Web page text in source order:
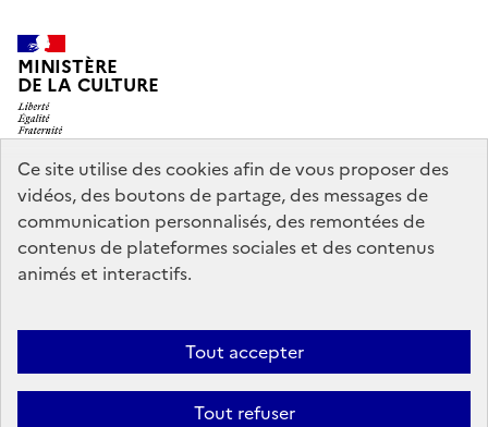
Ce site utilise des cookies afin de vous proposer des
vidéos, des boutons de partage, des messages de
communication personnalisés, des remontées de
contenus de plateformes sociales et des contenus
animés et interactifs.
Tout accepter
Tout refuser
MINISTÈRE
DE LA CULTURE
legifrance.gouv.fr
info.gouv.fr
service-public.gouv.fr
data.gouv.fr
Mentions légales
conforme
Politique d’utilisation des témoins de connexion